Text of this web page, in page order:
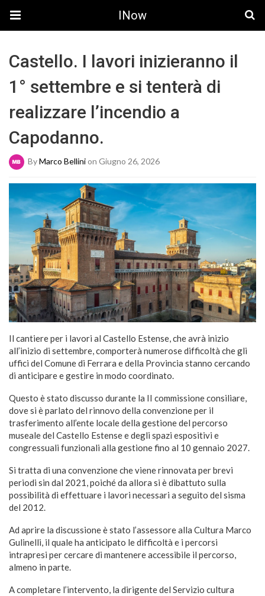
INow
Castello. I lavori inizieranno il
1° settembre e si tenterà di
realizzare l’incendio a
Capodanno.
ByMarco Bellinion Giugno 26, 2026
Il cantiere per i lavori al Castello Estense, che avrà inizio
all’inizio di settembre, comporterà numerose difficoltà che gli
uffici del Comune di Ferrara e della Provincia stanno cercando
di anticipare e gestire in modo coordinato.
Questo è stato discusso durante la II commissione consiliare,
dove si è parlato del rinnovo della convenzione per il
trasferimento all’ente locale della gestione del percorso
museale del Castello Estense e degli spazi espositivi e
congressuali funzionali alla gestione fino al 10 gennaio 2027.
Si tratta di una convenzione che viene rinnovata per brevi
periodi sin dal 2021, poiché da allora si è dibattuto sulla
possibilità di effettuare i lavori necessari a seguito del sisma
del 2012.
Ad aprire la discussione è stato l’assessore alla Cultura Marco
Gulinelli, il quale ha anticipato le difficoltà e i percorsi
intrapresi per cercare di mantenere accessibile il percorso,
almeno in parte.
A completare l’intervento, la dirigente del Servizio cultura